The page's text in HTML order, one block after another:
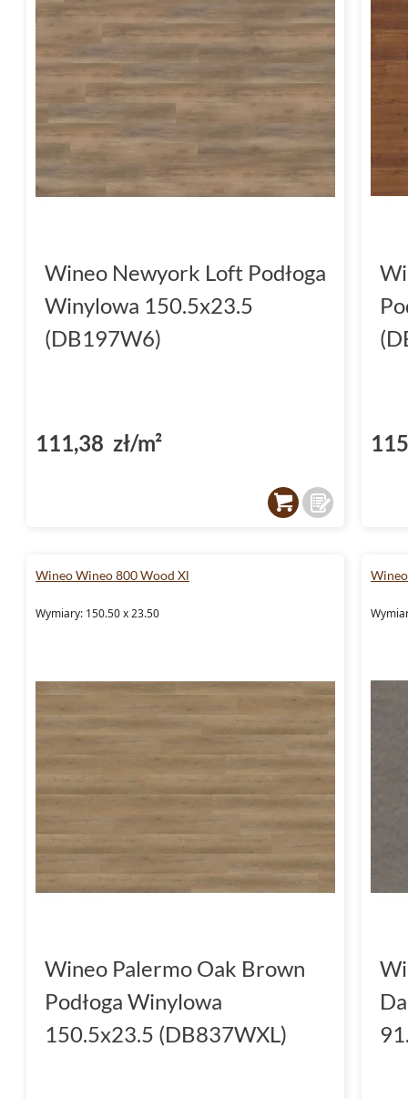
Wineo Newyork Loft Podłoga
Winylowa 150.5x23.5
(DB197W6)
111,38 zł/m²
Wineo Wineo 800 Wood Xl
Wymiary: 150.50 x 23.50
Wineo Palermo Oak Brown
Podłoga Winylowa
150.5x23.5 (DB837WXL)